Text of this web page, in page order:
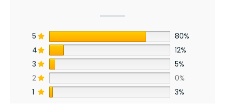
5
80%
4
12%
3
5%
2
0%
1
3%